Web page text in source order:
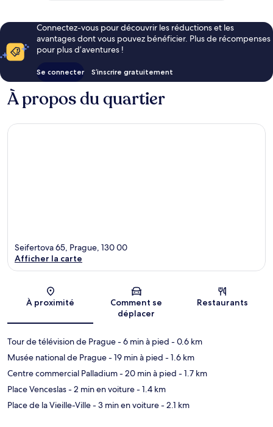
Connectez-vous pour découvrir les réductions et les
avantages dont vous pouvez bénéficier. Plus de récompenses
pour plus d’aventures !
Se connecter S’inscrire gratuitement
À propos du quartier
Carte
Seifertova 65, Prague, 130 00
Afficher la carte
À proximité
Comment se
déplacer
Restaurants
Tour de télévision de Prague- 6 min à pied - 0.6 km
Musée national de Prague- 19 min à pied - 1.6 km
Centre commercial Palladium- 20 min à pied - 1.7 km
Place Venceslas- 2 min en voiture- 1.4 km
Place de la Vieille-Ville- 3 min en voiture- 2.1 km